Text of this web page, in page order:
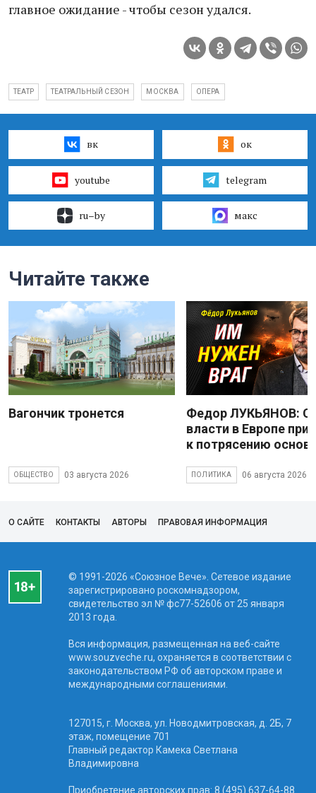
главное ожидание - чтобы сезон удался.
ТЕАТР ТЕАТРАЛЬНЫЙ СЕЗОН МОСКВА ОПЕРА
вк ок
youtube telegram
ru–by макс
Читайте также
Вагончик тронется
ОБЩЕСТВО 03 августа 2026
Федор ЛУКЬЯНОВ:
власти в Европе
к потрясению основ
ПОЛИТИКА 06 августа 2026
О САЙТЕ КОНТАКТЫ АВТОРЫ ПРАВОВАЯ ИНФОРМАЦИЯ
© 1991-2026 «Союзное Вече». Сетевое издание
зарегистрировано роскомнадзором,
свидетельство эл № фc77-52606 от 25 января
2013 года.
Вся информация, размещенная на веб-сайте
www.souzveche.ru, охраняется в соответствии с
законодательством РФ об авторском праве и
международными соглашениями.
127015, г. Москва, ул. Новодмитровская, д. 2Б, 7
этаж, помещение 701
Главный редактор Камека Светлана
Владимировна
Приобретение авторских прав: 8 (495) 637-64-88